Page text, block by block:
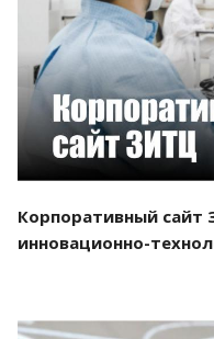
Корпоративный сайт
инновационно-